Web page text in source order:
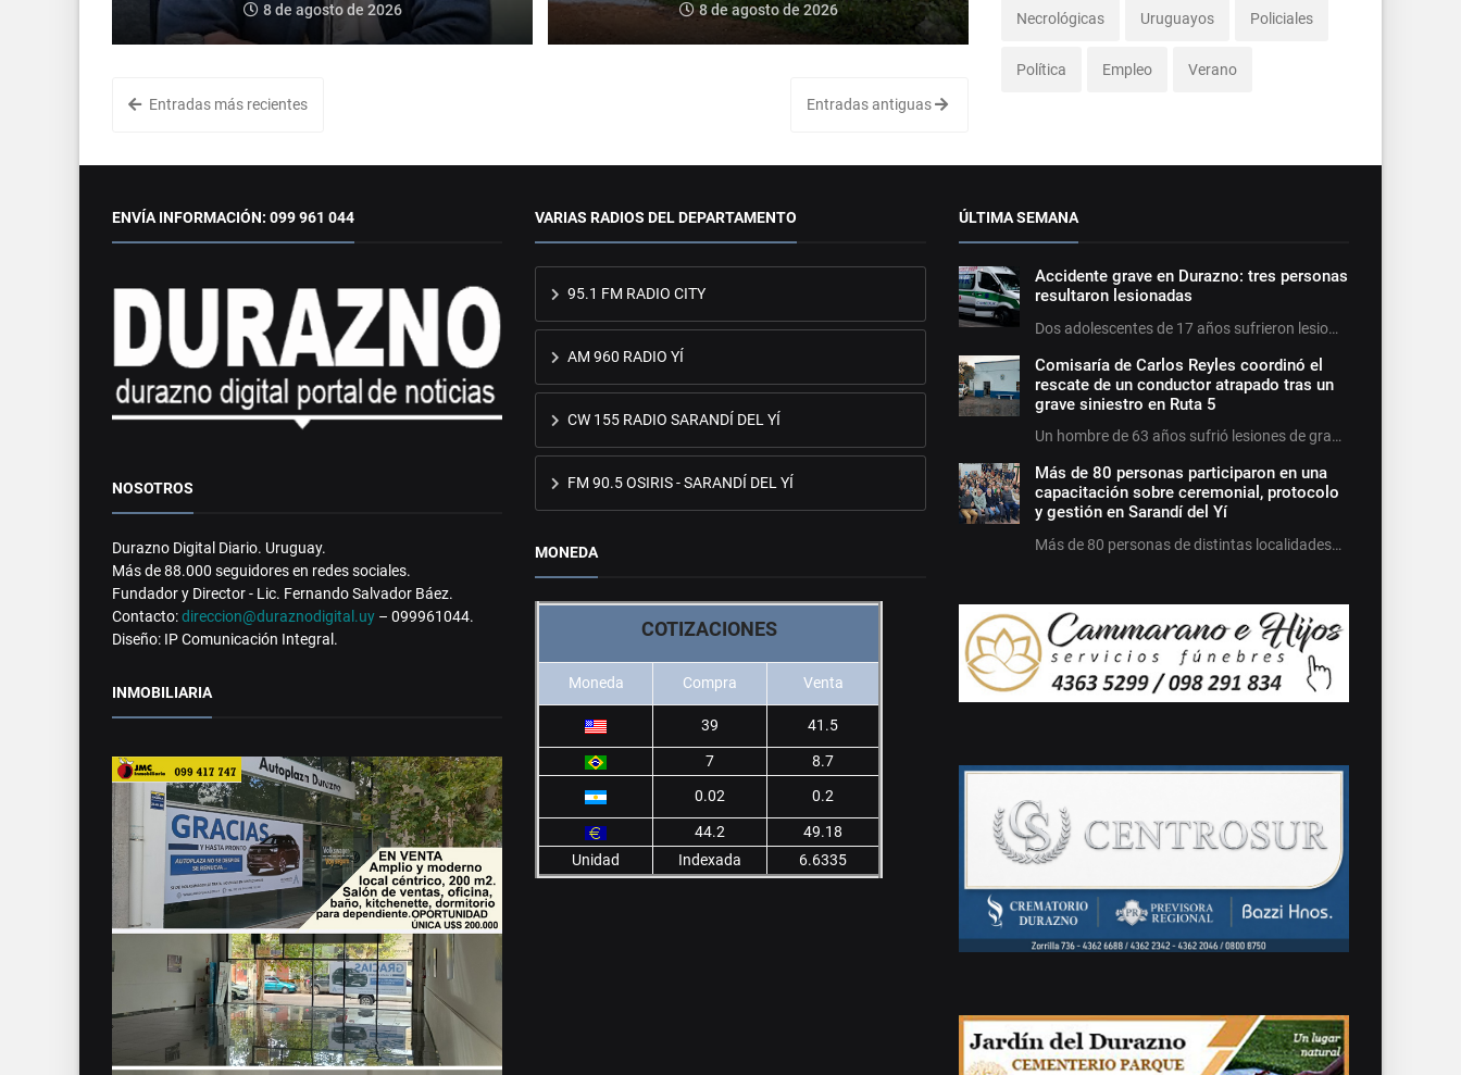
8 de agosto de 2026 8 de agosto de 2026
Entradas más recientes Entradas antiguas
Necrológicas Uruguayos Policiales
Política Empleo Verano
ENVÍA INFORMACIÓN: 099 961 044
NOSOTROS
Durazno Digital Diario. Uruguay.
Más de 88.000 seguidores en redes sociales.
Fundador y Director - Lic. Fernando Salvador Báez.
Contacto:direccion@duraznodigital.uy – 099961044.
Diseño: IP Comunicación Integral.
INMOBILIARIA
VARIAS RADIOS DEL DEPARTAMENTO
95.1 FM RADIO CITY
AM 960 RADIO YÍ
CW 155 RADIO SARANDÍ DEL YÍ
FM 90.5 OSIRIS - SARANDÍ DEL YÍ
MONEDA
COTIZACIONES
Moneda Compra Venta
39 41.5
7
8.7
0.02
0.2
44.2
49.18
Unidad
Indexada 6.6335
ÚLTIMA SEMANA
Accidente grave en Durazno: tres personas
resultaron lesionadas
Dos adolescentes de 17 años sufrieron lesio…
Comisaría de Carlos Reyles coordinó el
rescate de un conductor atrapado tras un
grave siniestro en Ruta 5
Un hombre de 63 años sufrió lesiones de gra…
Más de 80 personas participaron en una
capacitación sobre ceremonial, protocolo
y gestión en Sarandí del Yí
Más de 80 personas de distintas localidades…